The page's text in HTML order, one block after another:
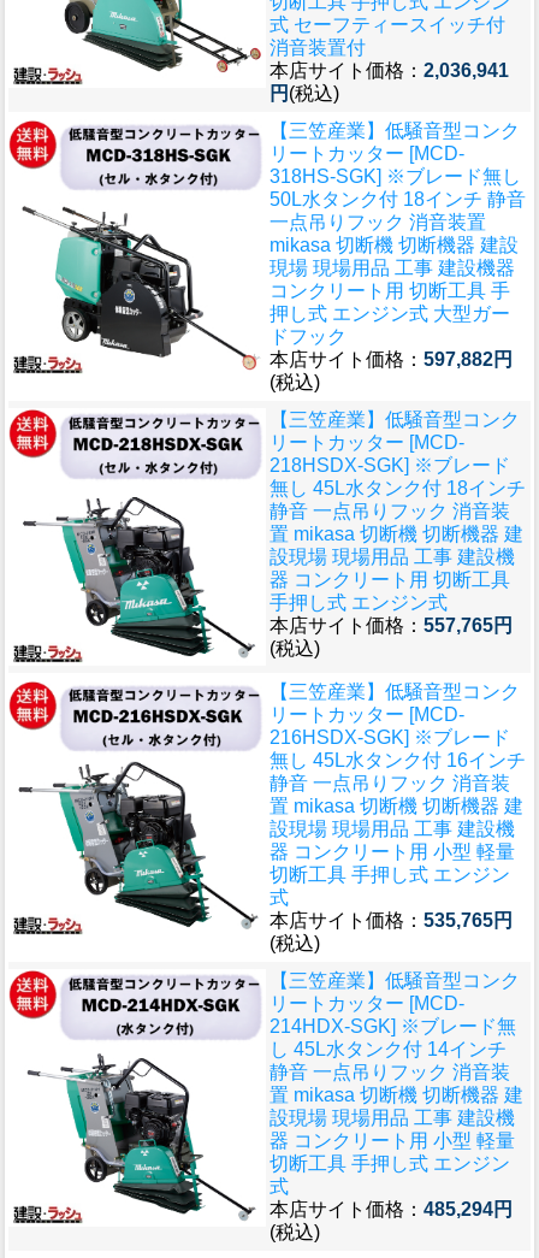
式 セーフティースイッチ付
消音装置付
本店サイト価格： 2,036,941
円 (税込)
【三笠産業】低騒音型コンク
リートカッター [MCD-
318HS-SGK] ※ブレード無し
50L水タンク付 18インチ 静音
一点吊りフック 消音装置
mikasa 切断機 切断機器 建設
現場 現場用品 工事 建設機器
コンクリート用 切断工具 手
押し式 エンジン式 大型ガー
ドフック
本店サイト価格： 597,882円
(税込)
【三笠産業】低騒音型コンク
リートカッター [MCD-
218HSDX-SGK] ※ブレード
無し 45L水タンク付 18インチ
静音 一点吊りフック 消音装
置 mikasa 切断機 切断機器 建
設現場 現場用品 工事 建設機
器 コンクリート用 切断工具
手押し式 エンジン式
本店サイト価格： 557,765円
(税込)
【三笠産業】低騒音型コンク
リートカッター [MCD-
216HSDX-SGK] ※ブレード
無し 45L水タンク付 16インチ
静音 一点吊りフック 消音装
置 mikasa 切断機 切断機器 建
設現場 現場用品 工事 建設機
器 コンクリート用 小型 軽量
切断工具 手押し式 エンジン
式
本店サイト価格： 535,765円
(税込)
【三笠産業】低騒音型コンク
リートカッター [MCD-
214HDX-SGK] ※ブレード無
し 45L水タンク付 14インチ
静音 一点吊りフック 消音装
置 mikasa 切断機 切断機器 建
設現場 現場用品 工事 建設機
器 コンクリート用 小型 軽量
切断工具 手押し式 エンジン
式
本店サイト価格： 485,294円
(税込)